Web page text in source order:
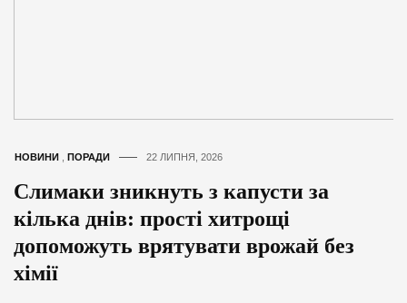
НОВИНИ ПОРАДИ 22 ЛИПНЯ, 2026
Слимаки зникнуть з капусти за
кілька днів: прості хитрощі
допоможуть врятувати врожай без
хімії